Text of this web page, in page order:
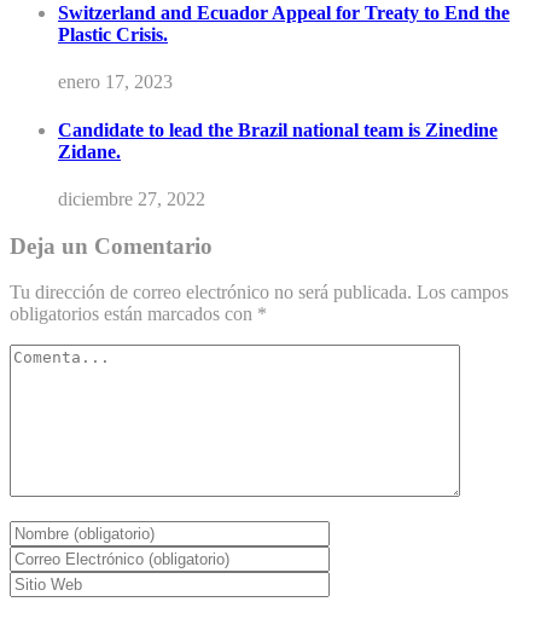
Switzerland and Ecuador Appeal for Treaty to End the
Plastic Crisis.
enero 17, 2023
Candidate to lead the Brazil national team is Zinedine
Zidane.
diciembre 27, 2022
Deja un Comentario
Tu dirección de correo electrónico no será publicada. Los campos
obligatorios están marcados con *